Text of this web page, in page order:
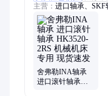
主营： 进口轴承、
NTN轴承、FYH轴承
钢轴承、高温轴承
舍弗勒INA轴承
进口滚针轴承